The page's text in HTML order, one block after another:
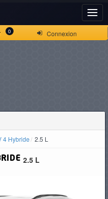
Connexion
0
4 Hybride 2.5 L
2.5 L